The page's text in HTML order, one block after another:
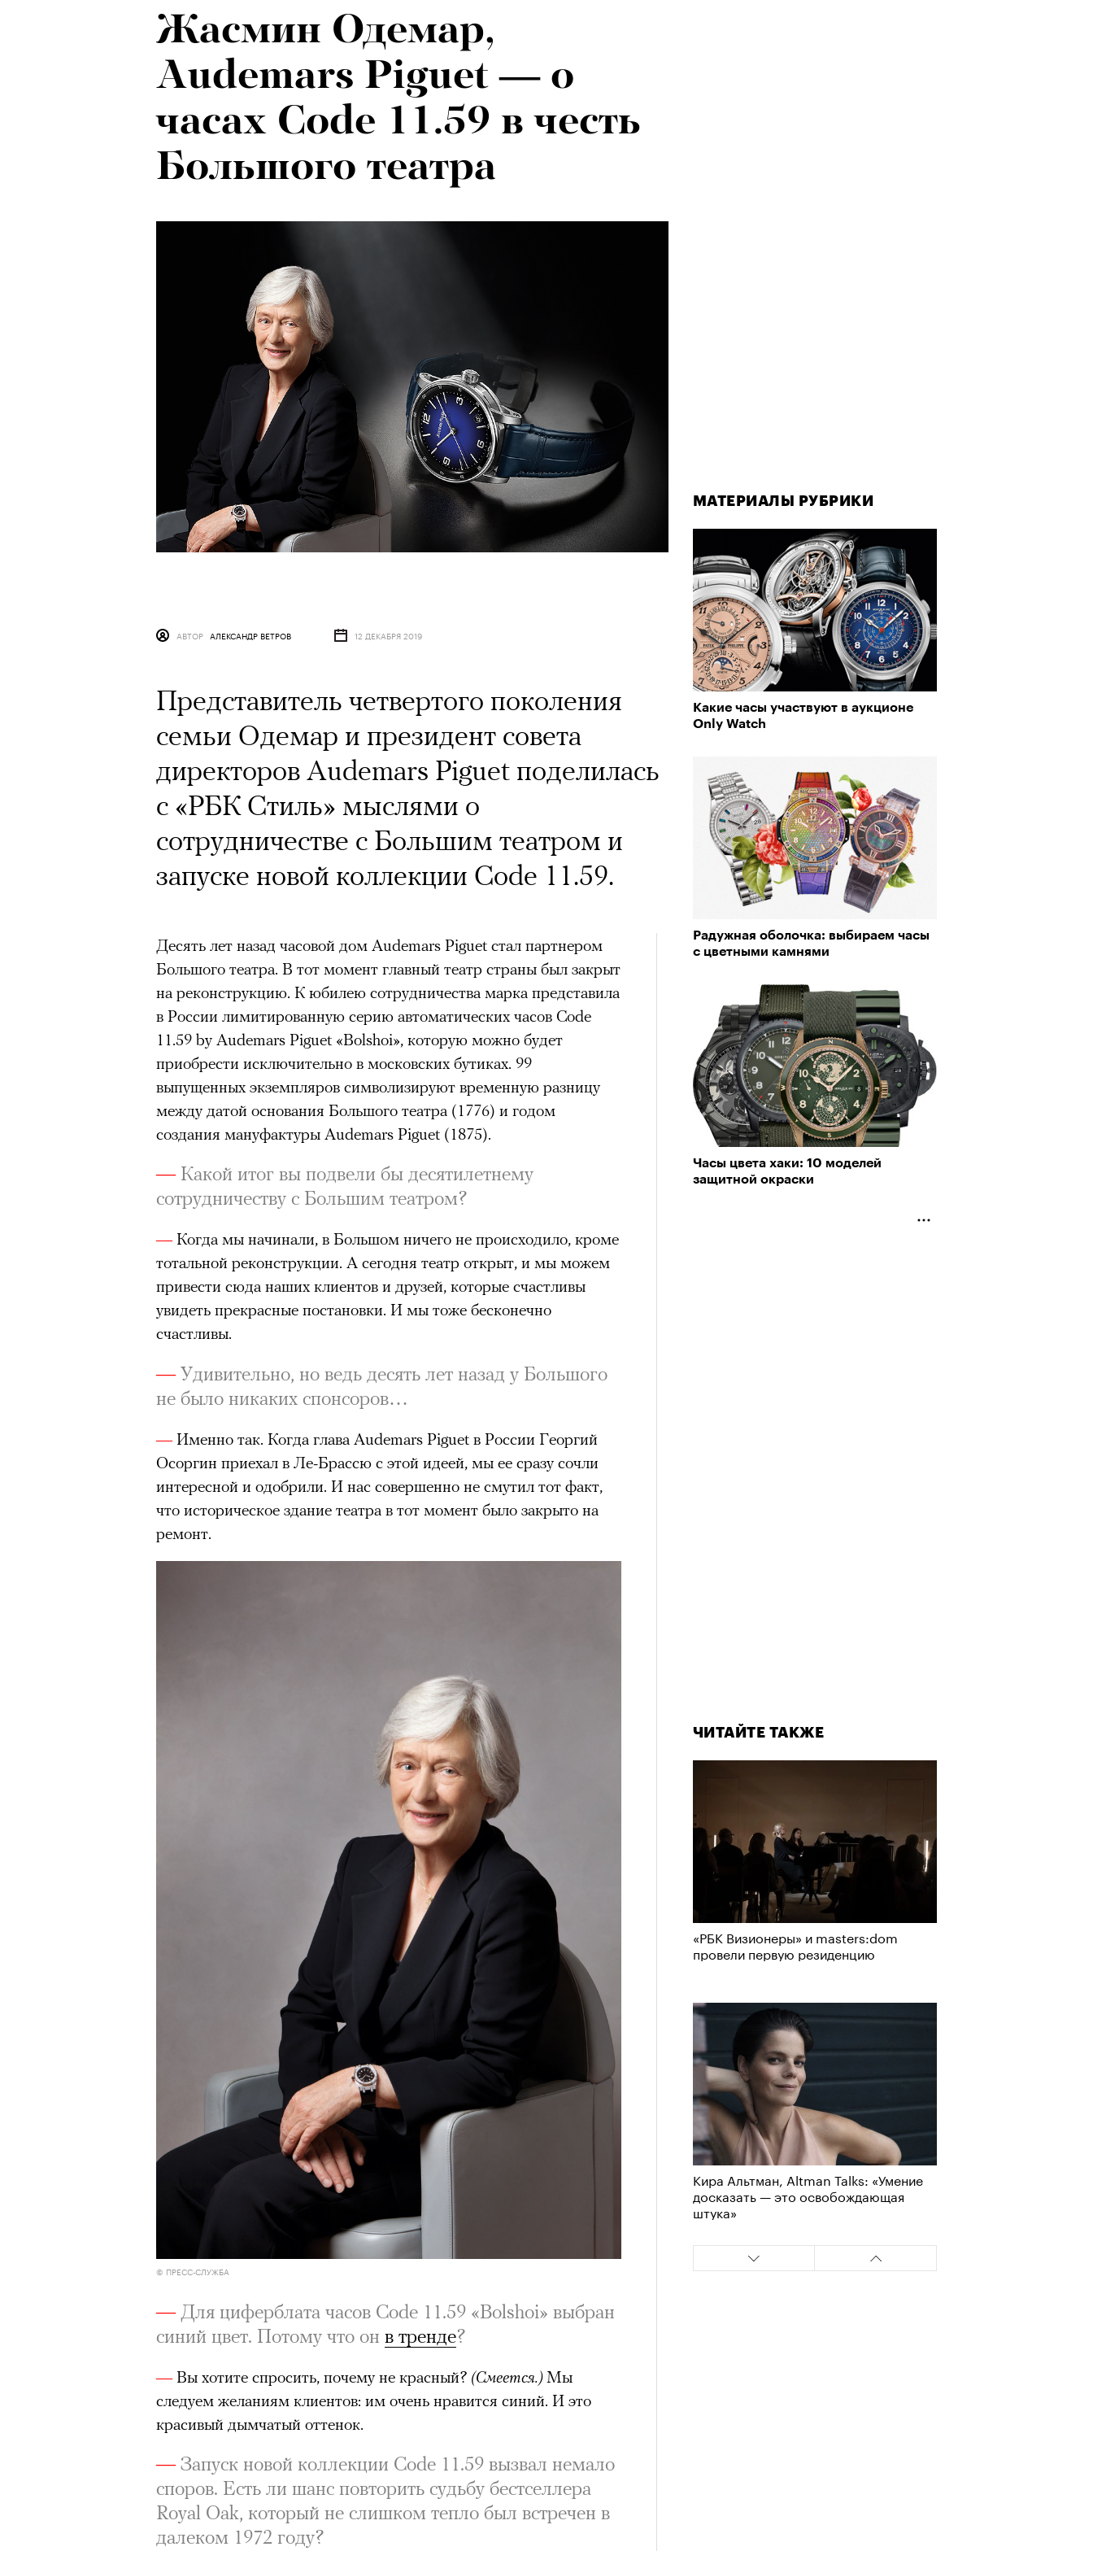
МАТЕРИАЛЫ РУБРИКИ
Какие часы участвуют в аукционе
Only Watch
Радужная оболочка: выбираем часы
с цветными камнями
Часы цвета хаки: 10 моделей
защитной окраски
ЧИТАЙТЕ ТАКЖЕ
«РБК Визионеры» и masters:dom
провели первую резиденцию
Кира Альтман, Altman Talks: «Умение
досказать — это освобождающая
штука»
Жасмин Одемар,
Audemars Piguet — о
часах Code 11.59 в честь
Большого театра
АВТОР АЛЕКСАНДР ВЕТРОВ 12 ДЕКАБРЯ 2019
Представитель четвертого поколения
семьи Одемар и президент совета
директоров Audemars Piguet поделилась
с «РБК Стиль» мыслями о
сотрудничестве с Большим театром и
запуске новой коллекции Code 11.59.
Десять лет назад часовой дом Audemars Piguet стал партнером
Большого театра. В тот момент главный театр страны был закрыт
на реконструкцию. К юбилею сотрудничества марка представила
в России лимитированную серию автоматических часов Code
11.59 by Audemars Piguet «Bolshoi», которую можно будет
приобрести исключительно в московских бутиках. 99
выпущенных экземпляров символизируют временную разницу
между датой основания Большого театра (1776) и годом
создания мануфактуры Audemars Piguet (1875).
—Какой итог вы подвели бы десятилетнему
сотрудничеству с Большим театром?
—Когда мы начинали, в Большом ничего не происходило, кроме
тотальной реконструкции. А сегодня театр открыт, и мы можем
привести сюда наших клиентов и друзей, которые счастливы
увидеть прекрасные постановки. И мы тоже бесконечно
счастливы.
—Удивительно, но ведь десять лет назад у Большого
не было никаких спонсоров…
—Именно так. Когда глава Audemars Piguet в России Георгий
Осоргин приехал в Ле-Брассю с этой идеей, мы ее сразу сочли
интересной и одобрили. И нас совершенно не смутил тот факт,
что историческое здание театра в тот момент было закрыто на
ремонт.
© ПРЕСС-СЛУЖБА
—Для циферблата часов Code 11.59 «Bolshoi» выбран
синий цвет. Потому что он в тренде?
—Вы хотите спросить, почему не красный? (Смеется.) Мы
следуем желаниям клиентов: им очень нравится синий. И это
красивый дымчатый оттенок.
—Запуск новой коллекции Code 11.59 вызвал немало
споров. Есть ли шанс повторить судьбу бестселлера
Royal Oak, который не слишком тепло был встречен в
далеком 1972 году?